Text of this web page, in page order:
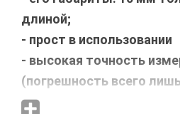
длиной;
- прост в использовании
- высокая точность
(погрешность всего
- ну и конечно же ЦЕНА,